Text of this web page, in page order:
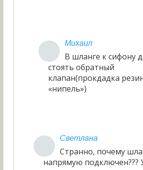
Михаил
В шланге к сифону
стоять обратный
клапан(прокдадка
«нипель»)
Светлана
Странно, почему
напрямую подключен???